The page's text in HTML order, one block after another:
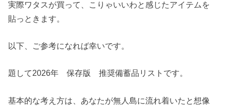
実際ワタスが買って、こりゃいいわと感じたアイテムを
貼っときます。
以下、ご参考になれば幸いです。
題して2026年 保存版 推奨備蓄品リストです。
基本的な考え方は、あなたが無人島に流れ着いたと想像